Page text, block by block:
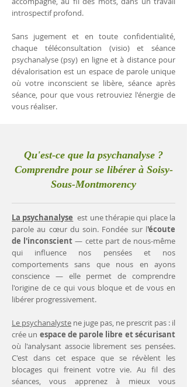
introspectif profond.
Sans jugement et en toute confidentialité,
chaque téléconsultation (visio) et séance
psychanalyse (psy) en ligne et à distance pour
dévalorisation est un espace de parole unique
où votre inconscient se libère, séance après
séance, pour que vous retrouviez l'énergie de
vous réaliser.
Qu'est-ce que la psychanalyse ?
Comprendre pour se libérer à Soisy-
Sous-Montmorency
La psychanalyse est une thérapie qui place la
parole au cœur du soin. Fondée sur l'écoute
de l'inconscient— cette part de nous-même
qui influence nos pensées et nos
comportements sans que nous en ayons
conscience — elle permet de comprendre
l'origine de ce qui vous bloque et de vous en
libérer progressivement.
Le psychanalyste ne juge pas, ne prescrit pas : il
crée un espace de parole libre et sécurisant
où l'analysant associe librement ses pensées.
C'est dans cet espace que se révèlent les
blocages qui freinent votre vie. Au fil des
séances, vous apprenez à mieux vous